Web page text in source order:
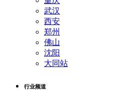
武汉
西安
郑州
佛山
沈阳
大同站
行业频道